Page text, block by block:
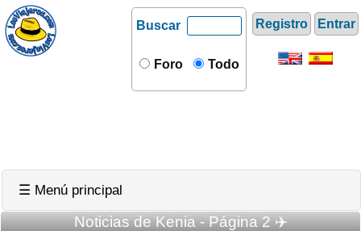
Registro Entrar
Buscar
Foro Todo
☰ Menú principal
Noticias de Kenia - Página 2 ✈️